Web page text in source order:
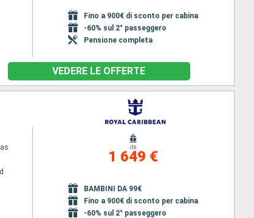
Fino a 900€ di sconto per cabina
-60% sul 2° passeggero
Pensione completa
VEDERE LE OFFERTE
da
1 649 €
BAMBINI DA 99€
Fino a 900€ di sconto per cabina
-60% sul 2° passeggero